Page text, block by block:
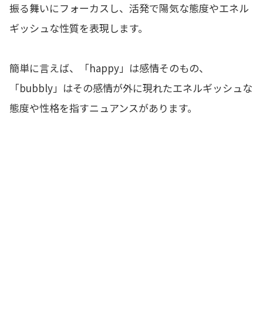
振る舞いにフォーカスし、活発で陽気な態度やエネル
ギッシュな性質を表現します。
簡単に言えば、「happy」は感情そのもの、
「bubbly」はその感情が外に現れたエネルギッシュな
態度や性格を指すニュアンスがあります。